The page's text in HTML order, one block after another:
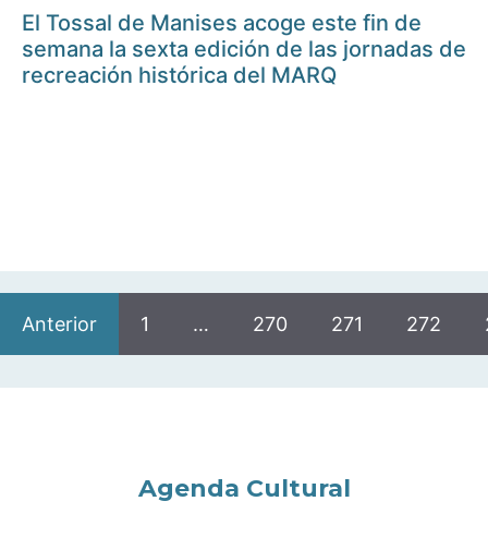
El Tossal de Manises acoge este fin de
semana la sexta edición de las jornadas de
recreación histórica del MARQ
Anterior 1 … 270 271 272
Agenda Cultural